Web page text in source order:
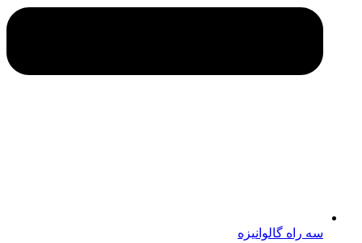
سه راه گالوانیزه